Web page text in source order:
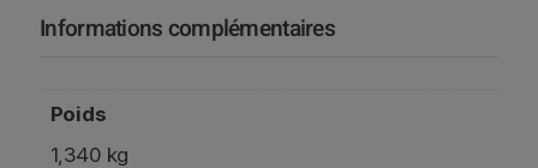
r
a
Informations complémentaires
Poids
1,340 kg